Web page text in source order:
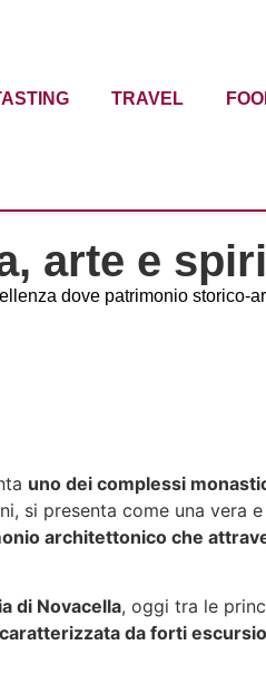
TRAVEL
arte e
dove patrimonio storico-
uno dei complessi
si presenta come una vera
architettonico che
di Novacella, oggi tra le
da forti